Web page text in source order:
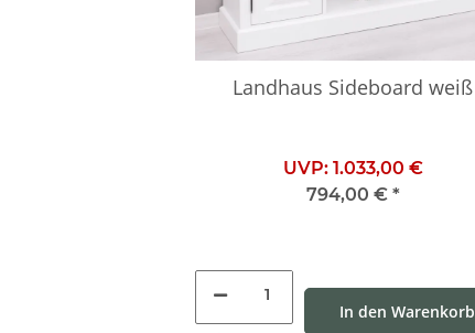
Landhaus Sideboard weiß
UVP: 1.033,00 €
794,00 € *
In den Warenkorb